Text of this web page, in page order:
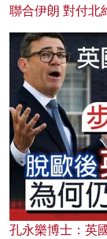
聯合伊朗 對付北
孔永樂博士：英